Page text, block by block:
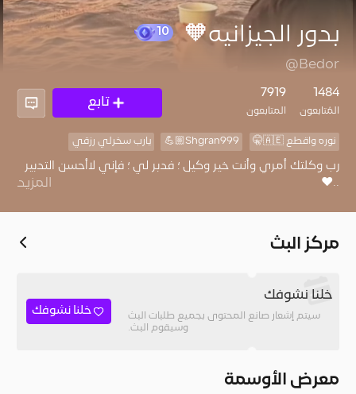
بدور الجيزانيه🧡
@Bedor
1484
المُتابعون
7919
المتابعون
تابع
نوره واقطع 🇦🇪🤫 Shgran999💪🏼 يارب سخرلي رزقي
رب وكلتك أمري وأنت خير وكيل ؛ فدبر لي ؛ فإني لاأحسن التدبير
..♥
المزيد
مركز البث
خلنا نشوفك
سيتم إشعار صانع المحتوى بجميع طلبات البث
وسيقوم البث.
خلنا نشوفك
معرض الأوسمة